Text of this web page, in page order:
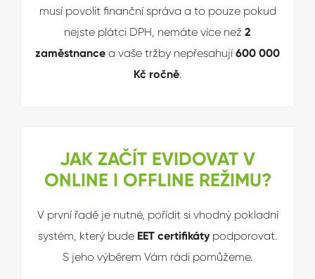
musí povolit finanční správa a to pouze pokud
nejste plátci DPH, nemáte více než 2
zaměstnance a vaše tržby nepřesahují 600 000
Kč ročně.
JAK ZAČÍT EVIDOVAT V
ONLINE I OFFLINE REŽIMU?
V první řadě je nutné, pořídit si vhodný pokladní
systém, který bude EET certifikátypodporovat.
S jeho výběrem Vám rádi pomůžeme.